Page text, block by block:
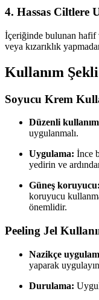
4. Hassas Ciltlere
İçeriğinde bulunan hafif
veya kızarıklık
Kullanım
Soyucu Krem
Düzenli
uygulanmalı.
Uygulama: İnce
yedirin ve
Güneş koruyucu:
koruyucu
önemlidir.
Peeling Jel
Nazikçe
yaparak
Durulama: